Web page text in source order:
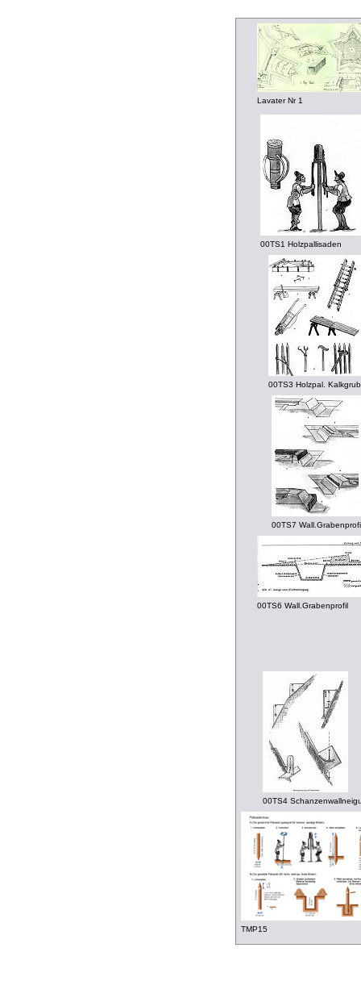
Lavater Nr 1
00TS1 Holzpallisaden
00TS3 Holzpal.
00TS7
00TS6 Wall.Grabenprofil
00TS4
TMP15